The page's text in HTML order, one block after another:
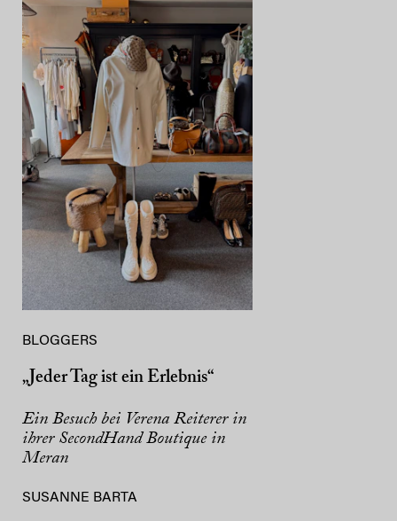
BLOGGERS
„Jeder Tag ist ein Erlebnis“
Ein Besuch bei Verena Reiterer in
ihrer SecondHand Boutique in
Meran
SUSANNE BARTA